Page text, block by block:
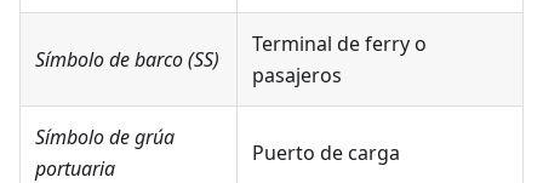
Símbolo de barco (SS)
Terminal de ferry o
pasajeros
Símbolo de grúa
portuaria
Puerto de carga